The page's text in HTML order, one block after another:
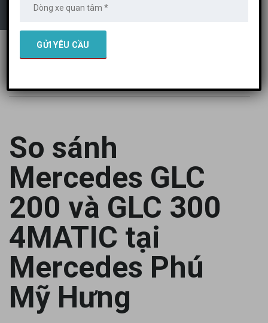
PHÚ MỸ HƯNG
MERCEDES PHÚ MỸ HƯNG
MERCEDES GLC 200 VÀ GLC 300 4MATIC TẠI MERCEDES PHÚ MỸ HƯNG:
So sánh
Mercedes GLC
200 và GLC 300
4MATIC tại
Mercedes Phú
Mỹ Hưng